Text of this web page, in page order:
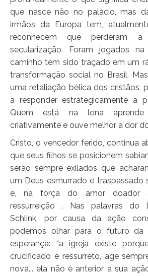
que nasce não no palácio, mas
irmãos da Europa tem,
reconhecem que perderam
secularização. Foram jogados
caminho tem sido traçado em um
transformação social no Brasil.
uma retaliação bélica dos cristãos,
a responder estrategicamente a
Quem está na lona aprende
criativamente e ouve melhor a dor
Cristo, o vencedor ferido, continua
que seus filhos se posicionem
serão sempre exilados que
um Deus esmurrado e traspassado
e, na força do amor doador
ressurreição . Nas palavras do
Schlink, por causa da ação
podemos olhar para o futuro da
esperança: “a igreja existe
crucificado e ressurreto, age
nova... ela não é anterior a sua